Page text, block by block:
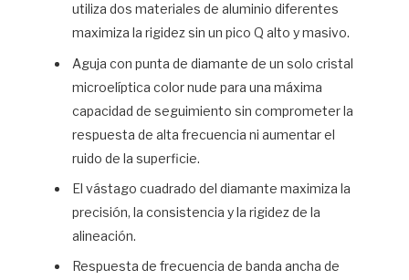
utiliza dos materiales de aluminio diferentes
maximiza la rigidez sin un pico Q alto y masivo.
Aguja con punta de diamante de un solo cristal
microelíptica color nude para una máxima
capacidad de seguimiento sin comprometer la
respuesta de alta frecuencia ni aumentar el
ruido de la superficie.
El vástago cuadrado del diamante maximiza la
precisión, la consistencia y la rigidez de la
alineación.
Respuesta de frecuencia de banda ancha de